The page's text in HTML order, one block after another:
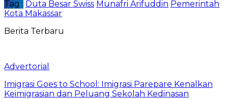
Tag : Duta Besar Swiss Munafri Arifuddin Pemerintah
Kota Makassar
Berita Terbaru
Advertorial
Imigrasi Goes to School: Imigrasi Parepare Kenalkan
Keimigrasian dan Peluang Sekolah Kedinasan